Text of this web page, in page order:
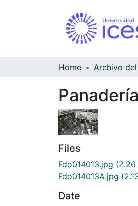
Home
Files
Fdo014013.jpg (2.26
Fdo014013A.jpg
Date